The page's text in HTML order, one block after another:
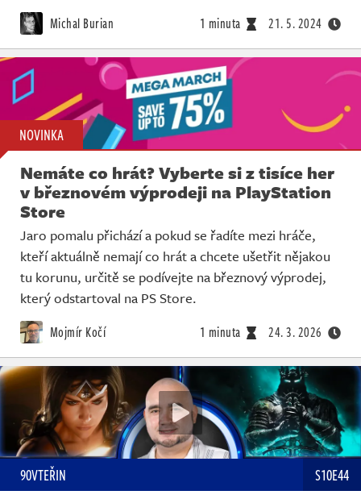
Michal Burian 1 minuta 21. 5. 2024
NOVINKA
Nemáte co hrát? Vyberte si z tisíce her
v březnovém výprodeji na PlayStation
Store
Jaro pomalu přichází a pokud se řadíte mezi hráče,
kteří aktuálně nemají co hrát a chcete ušetřit nějakou
tu korunu, určitě se podívejte na březnový výprodej,
který odstartoval na PS Store.
Mojmír Kočí 1 minuta 24. 3. 2026
90VTEŘIN S10E44